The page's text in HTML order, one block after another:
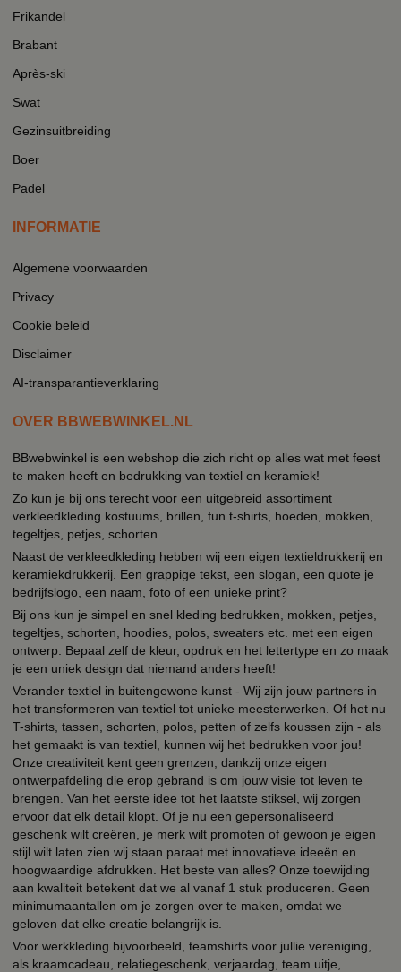
Frikandel
Brabant
Après-ski
Swat
Gezinsuitbreiding
Boer
Padel
INFORMATIE
Algemene voorwaarden
Privacy
Cookie beleid
Disclaimer
AI-transparantieverklaring
OVER BBWEBWINKEL.NL
BBwebwinkel is een webshop die zich richt op alles wat met feest
te maken heeft en bedrukking van textiel en keramiek!
Zo kun je bij ons terecht voor een uitgebreid assortiment
verkleedkleding kostuums, brillen, fun t-shirts, hoeden, mokken,
tegeltjes, petjes, schorten.
Naast de verkleedkleding hebben wij een eigen textieldrukkerij en
keramiekdrukkerij. Een grappige tekst, een slogan, een quote je
bedrijfslogo, een naam, foto of een unieke print?
Bij ons kun je simpel en snel kleding bedrukken, mokken, petjes,
tegeltjes, schorten, hoodies, polos, sweaters etc. met een eigen
ontwerp. Bepaal zelf de kleur, opdruk en het lettertype en zo maak
je een uniek design dat niemand anders heeft!
Verander textiel in buitengewone kunst - Wij zijn jouw partners in
het transformeren van textiel tot unieke meesterwerken. Of het nu
T-shirts, tassen, schorten, polos, petten of zelfs koussen zijn - als
het gemaakt is van textiel, kunnen wij het bedrukken voor jou!
Onze creativiteit kent geen grenzen, dankzij onze eigen
ontwerpafdeling die erop gebrand is om jouw visie tot leven te
brengen. Van het eerste idee tot het laatste stiksel, wij zorgen
ervoor dat elk detail klopt. Of je nu een gepersonaliseerd
geschenk wilt creëren, je merk wilt promoten of gewoon je eigen
stijl wilt laten zien wij staan paraat met innovatieve ideeën en
hoogwaardige afdrukken. Het beste van alles? Onze toewijding
aan kwaliteit betekent dat we al vanaf 1 stuk produceren. Geen
minimumaantallen om je zorgen over te maken, omdat we
geloven dat elke creatie belangrijk is.
Voor werkkleding bijvoorbeeld, teamshirts voor jullie vereniging,
als kraamcadeau, relatiegeschenk, verjaardag, team uitje,